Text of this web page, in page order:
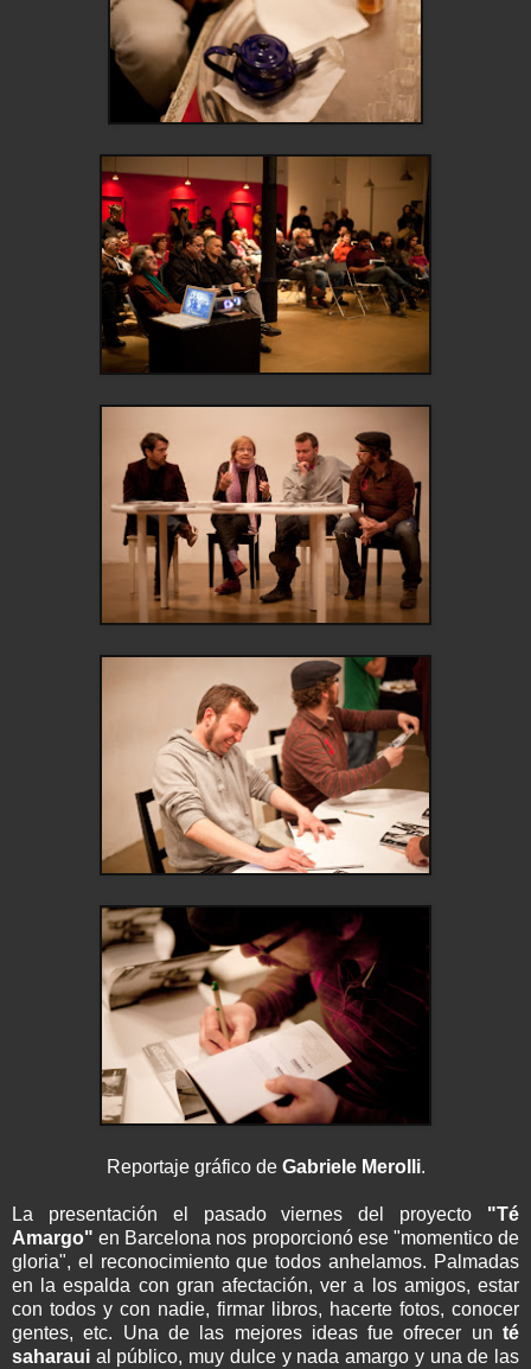
Reportaje gráfico de Gabriele Merolli.
La presentación el pasado viernes del proyecto "Té
Amargo" en Barcelona nos proporcionó ese "momentico de
gloria", el reconocimiento que todos anhelamos. Palmadas
en la espalda con gran afectación, ver a los amigos, estar
con todos y con nadie, firmar libros, hacerte fotos, conocer
gentes, etc. Una de las mejores ideas fue ofrecer un té
saharaui al público, muy dulce y nada amargo y una de las